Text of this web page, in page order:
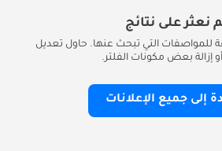
نعثر على نتائج
للمواصفات التي تبحث عنها. حاول تعديل
إزالة بعض مكونات الفلتر.
إلى جميع الإعلانات